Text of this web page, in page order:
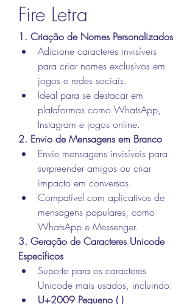
Fire Letra
1. Criação de Nomes Personalizados
Adicione caracteres invisíveis
para criar nomes exclusivos em
jogos e redes sociais.
Ideal para se destacar em
plataformas como WhatsApp,
Instagram e jogos online.
2. Envio de Mensagens em Branco
Envie mensagens invisíveis para
surpreender amigos ou criar
impacto em conversas.
Compatível com aplicativos de
mensagens populares, como
WhatsApp e Messenger.
3. Geração de Caracteres Unicode
Específicos
Suporte para os caracteres
Unicode mais usados, incluindo:
U+2009 Pequeno ( )